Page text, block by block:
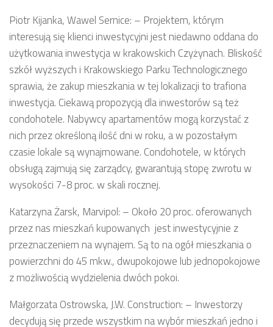
Piotr Kijanka, Wawel Sernice: – Projektem, którym
interesują się klienci inwestycyjni jest niedawno oddana do
użytkowania inwestycja w krakowskich Czyżynach. Bliskość
szkół wyższych i Krakowskiego Parku Technologicznego
sprawia, że zakup mieszkania w tej lokalizacji to trafiona
inwestycja. Ciekawą propozycją dla inwestorów są też
condohotele. Nabywcy apartamentów mogą korzystać z
nich przez określoną ilość dni w roku, a w pozostałym
czasie lokale są wynajmowane. Condohotele, w których
obsługą zajmują się zarządcy, gwarantują stopę zwrotu w
wysokości 7-8 proc. w skali rocznej.
Katarzyna Żarsk, Marvipol: – Około 20 proc. oferowanych
przez nas mieszkań kupowanych jest inwestycyjnie z
przeznaczeniem na wynajem. Są to na ogół mieszkania o
powierzchni do 45 mkw., dwupokojowe lub jednopokojowe
z możliwością wydzielenia dwóch pokoi.
Małgorzata Ostrowska, J.W. Construction: – Inwestorzy
decydują się przede wszystkim na wybór mieszkań jedno i